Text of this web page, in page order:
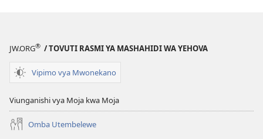
Leo?
JW.ORG® / TOVUTI RASMI YA MASHAHIDI WA YEHOVA
Vipimo vya Mwonekano
Viunganishi vya Moja kwa Moja
Omba Utembelewe